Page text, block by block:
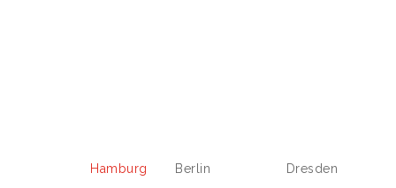
Hamburg Berlin Dresden